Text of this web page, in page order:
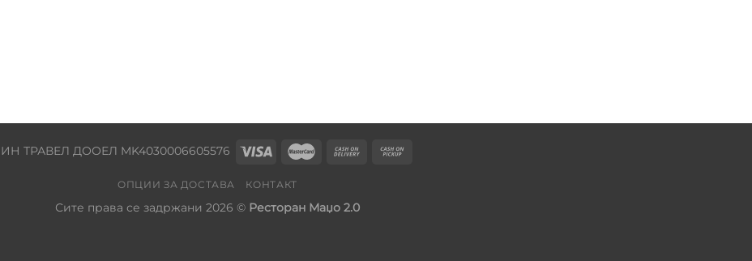
ИН ТРАВЕЛ ДООЕЛ MK4030006605576
ОПЦИИ ЗА ДОСТАВА КОНТАКТ
Сите права се задржани 2026 © Ресторан Маџо 2.0